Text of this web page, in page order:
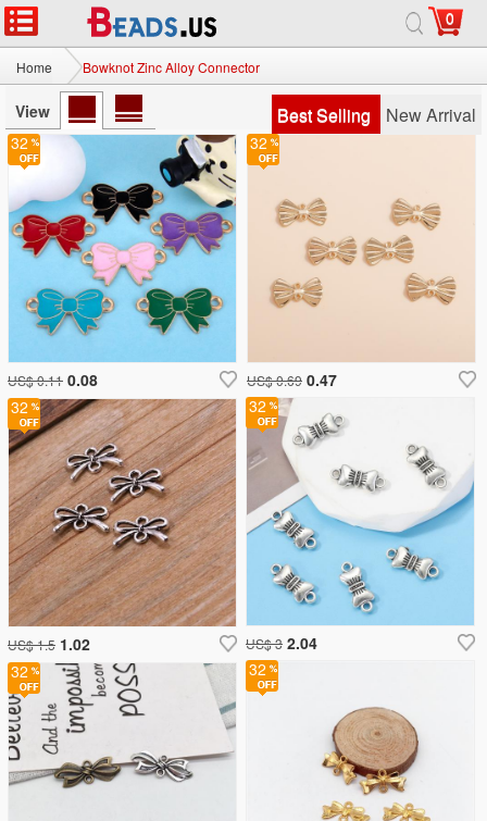
0
Home Bowknot Zinc Alloy Connector
View Best Selling New Arrival
32
US$ 0.11 0.08
32
US$ 1.5 1.02
32
US$ 0.69 0.47
32 32
32
US$ 3 2.04